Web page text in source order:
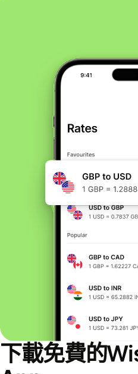
下載免費的